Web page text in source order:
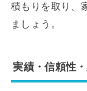
積もりを取り、
ましょう。
実績・信頼性